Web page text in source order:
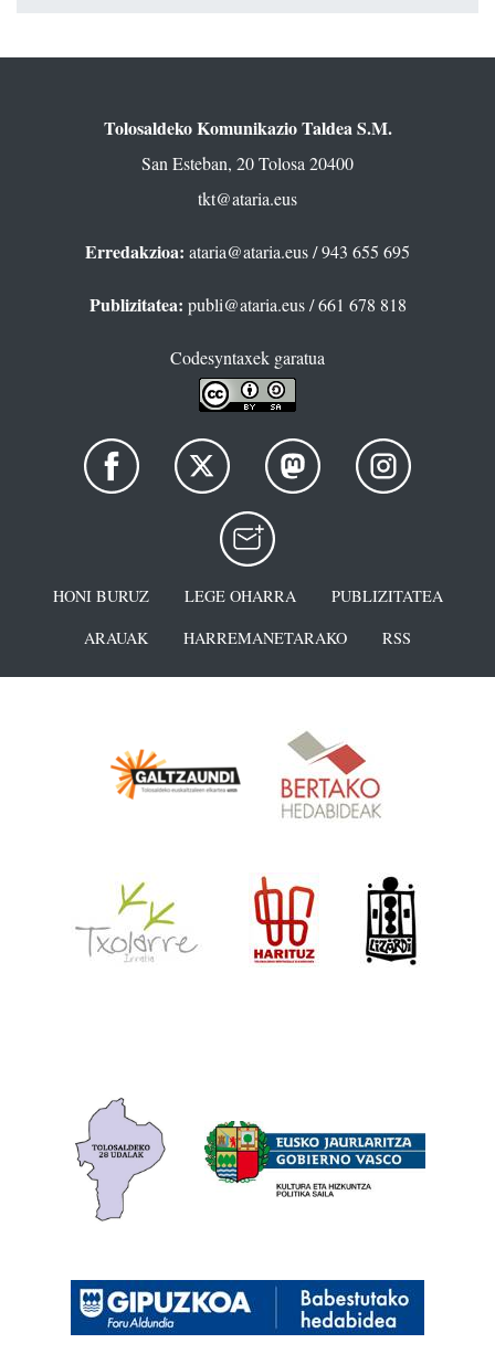
Tolosaldeko Komunikazio Taldea S.M.
San Esteban, 20 Tolosa 20400
tkt@ataria.eus
Erredakzioa: ataria@ataria.eus/ 943 655 695
Publizitatea: publi@ataria.eus/ 661 678 818
Codesyntaxek garatua
HONI BURUZ LEGE OHARRA
PUBLIZITATEA
ARAUAK
HARREMANETARAKO RSS